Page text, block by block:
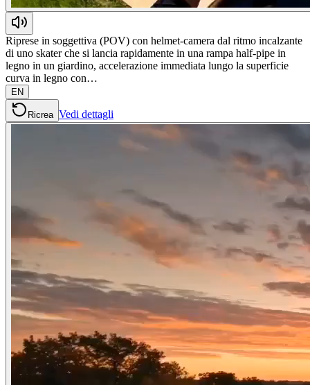
Riprese in soggettiva (POV) con helmet-camera dal ritmo incalzante
di uno skater che si lancia rapidamente in una rampa half-pipe in
legno in un giardino, accelerazione immediata lungo la superficie
curva in legno con…
EN
Ricrea Vedi dettagli